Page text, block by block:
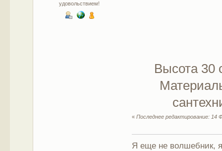
удовольствием!
Высота 30
«Последнее редактирование: 14
Я еще не волшебник,